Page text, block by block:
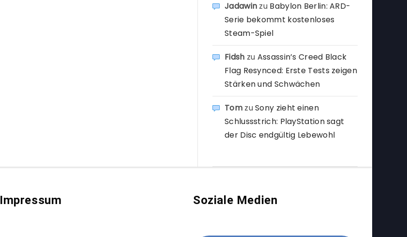
Jadawin zu Babylon Berlin: ARD-
Serie bekommt kostenloses
Steam-Spiel
Fidsh zu Assassin’s Creed Black
Flag Resynced: Erste Tests zeigen
Stärken und Schwächen
TomzuSony zieht einen
Schlussstrich: PlayStation sagt
der Disc endgültig Lebewohl
Impressum Soziale Medien